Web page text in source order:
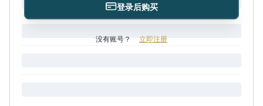
登录后购买
没有账号？ 立即注册